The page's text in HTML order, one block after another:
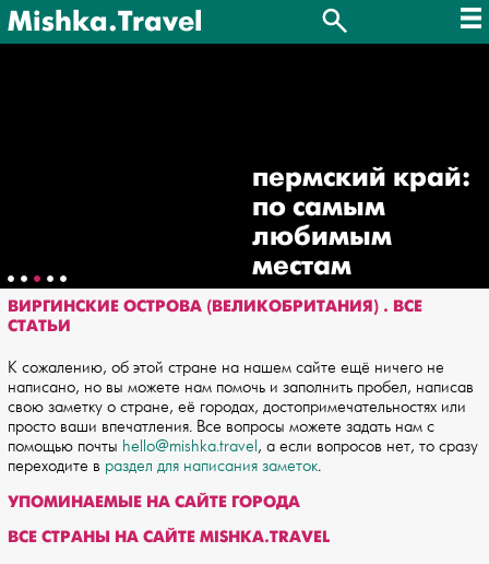
Mishka.Travel
пермский край:
по самым
любимым
местам
ВИРГИНСКИЕ ОСТРОВА (ВЕЛИКОБРИТАНИЯ) . ВСЕ
СТАТЬИ
К сожалению, об этой стране на нашем сайте ещё ничего не
написано, но вы можете нам помочь и заполнить пробел, написав
свою заметку о стране, её городах, достопримечательностях или
просто ваши впечатления. Все вопросы можете задать нам с
помощью почты hello@mishka.travel, а если вопросов нет, то сразу
переходите в раздел для написания заметок.
УПОМИНАЕМЫЕ НА САЙТЕ ГОРОДА
ВСЕ СТРАНЫ НА САЙТЕ MISHKA.TRAVEL